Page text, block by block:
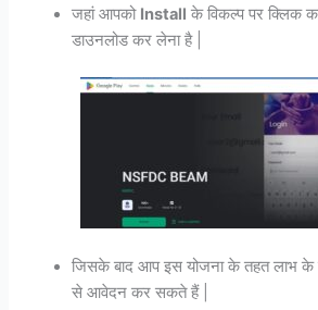
जहां आपको Install के विकल्प पर क्लिक
डाउनलोड कर लेना है |
जिसके बाद आप इस योजना के तहत लाभ के
से आवेदन कर सकते हैं |